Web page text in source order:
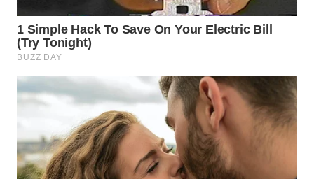
INDRAMAYU
WN
KUNINGAN
WN
WN
SUBANG